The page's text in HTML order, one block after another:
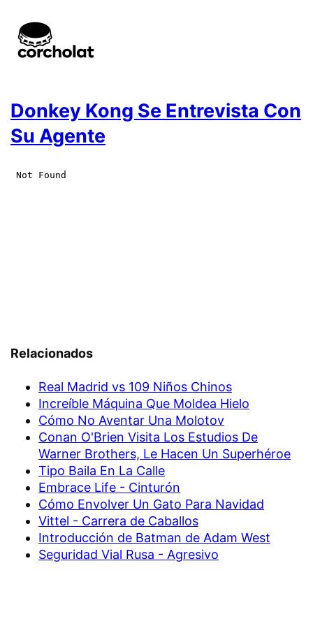
Donkey Kong Se Entrevista Con
Su Agente
Relacionados
Real Madrid vs 109 Niños Chinos
Increíble Máquina Que Moldea Hielo
Cómo No Aventar Una Molotov
Conan O'Brien Visita Los Estudios De
Warner Brothers, Le Hacen Un Superhéroe
Tipo Baila En La Calle
Embrace Life - Cinturón
Cómo Envolver Un Gato Para Navidad
Vittel - Carrera de Caballos
Introducción de Batman de Adam West
Seguridad Vial Rusa - Agresivo